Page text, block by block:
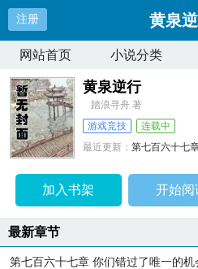
注册 黄泉
网站首页 小说分类
黄泉逆行
踏浪寻舟 著
游戏竞技
连载中
最近更新：第七百六十七
加入书架 开始阅
最新章节
第七百六十七章 你们错过了唯一的机